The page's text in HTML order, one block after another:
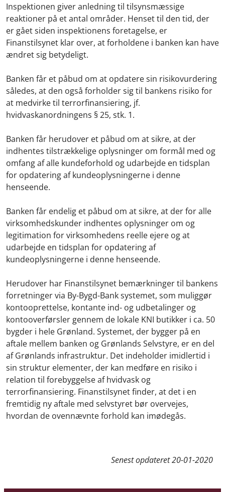
Inspektionen giver anledning til tilsynsmæssige
reaktioner på et antal områder. Henset til den tid, der
er gået siden inspektionens foretagelse, er
Finanstilsynet klar over, at forholdene i banken kan have
ændret sig betydeligt.
Banken får et påbud om at opdatere sin risikovurdering
således, at den også forholder sig til bankens risiko for
at medvirke til terrorfinansiering, jf.
hvidvaskanordningens § 25, stk. 1.
Banken får herudover et påbud om at sikre, at der
indhentes tilstrækkelige oplysninger om formål med og
omfang af alle kundeforhold og udarbejde en tidsplan
for opdatering af kundeoplysningerne i denne
henseende.
Banken får endelig et påbud om at sikre, at der for alle
virksomhedskunder indhentes oplysninger om og
legitimation for virksomhedens reelle ejere og at
udarbejde en tidsplan for opdatering af
kundeoplysningerne i denne henseende.
Herudover har Finanstilsynet bemærkninger til bankens
forretninger via By-Bygd-Bank systemet, som muliggør
kontooprettelse, kontante ind- og udbetalinger og
kontooverførsler gennem de lokale KNI butikker i ca. 50
bygder i hele Grønland. Systemet, der bygger på en
aftale mellem banken og Grønlands Selvstyre, er en del
af Grønlands infrastruktur. Det indeholder imidlertid i
sin struktur elementer, der kan medføre en risiko i
relation til forebyggelse af hvidvask og
terrorfinansiering. Finanstilsynet finder, at det i en
fremtidig ny aftale med selvstyret bør overvejes,
hvordan de ovennævnte forhold kan imødegås.
Senest opdateret20-01-2020